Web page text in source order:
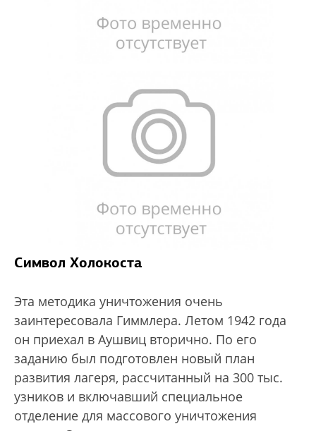
Символ Холокоста
Эта методика уничтожения очень
заинтересовала Гиммлера. Летом 1942 года
он приехал в Аушвиц вторично. По его
заданию был подготовлен новый план
развития лагеря, рассчитанный на 300 тыс.
узников и включавший специальное
отделение для массового уничтожения